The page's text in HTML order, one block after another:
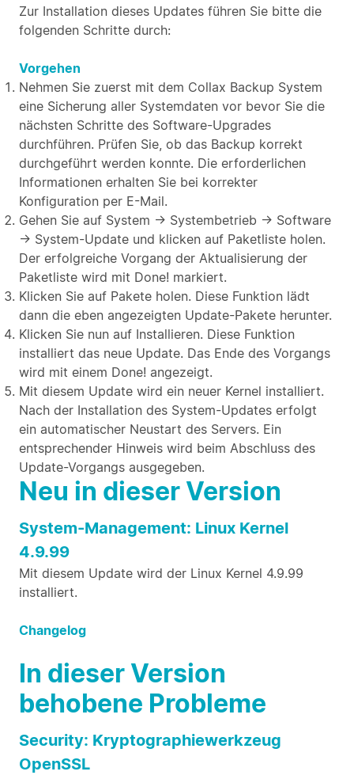
Zur Installation dieses Updates führen Sie bitte die
folgenden Schritte durch:
Vorgehen
Nehmen Sie zuerst mit dem Collax Backup System
eine Sicherung aller Systemdaten vor bevor Sie die
nächsten Schritte des Software-Upgrades
durchführen. Prüfen Sie, ob das Backup korrekt
durchgeführt werden konnte. Die erforderlichen
Informationen erhalten Sie bei korrekter
Konfiguration per E-Mail.
Gehen Sie auf System → Systembetrieb → Software
→ System-Update und klicken auf Paketliste holen.
Der erfolgreiche Vorgang der Aktualisierung der
Paketliste wird mit Done! markiert.
Klicken Sie auf Pakete holen. Diese Funktion lädt
dann die eben angezeigten Update-Pakete herunter.
Klicken Sie nun auf Installieren. Diese Funktion
installiert das neue Update. Das Ende des Vorgangs
wird mit einem Done! angezeigt.
Mit diesem Update wird ein neuer Kernel installiert.
Nach der Installation des System-Updates erfolgt
ein automatischer Neustart des Servers. Ein
entsprechender Hinweis wird beim Abschluss des
Update-Vorgangs ausgegeben.
Neu in dieser Version
System-Management: Linux Kernel
4.9.99
Mit diesem Update wird der Linux Kernel 4.9.99
installiert.
Changelog
In dieser Version
behobene Probleme
Security: Kryptographiewerkzeug
OpenSSL